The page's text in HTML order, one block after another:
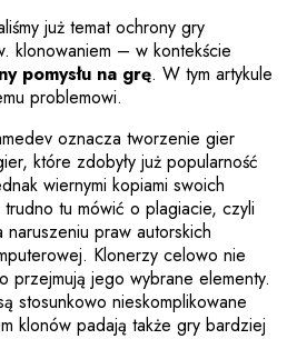
już temat ochrony gry
klonowaniem – w kontekście
pomysłu na gręUwaga, link
. W tym artykule
problemowi.
oznacza tworzenie gier
które zdobyły już popularność
wiernymi kopiami swoich
tu mówić o plagiacie, czyli
naruszeniu praw autorskich
Klonerzy celowo nie
przejmują jego wybrane elementy.
stosunkowo nieskomplikowane
klonów padają także gry bardziej